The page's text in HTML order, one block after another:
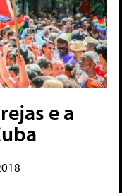
e a